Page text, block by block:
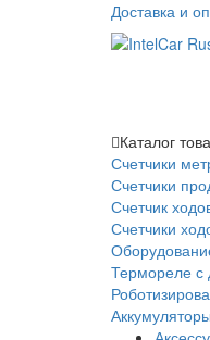
Доставка и
Каталог
Счетчики
Счетчики
Счетчик
Счетчики
Термореле с